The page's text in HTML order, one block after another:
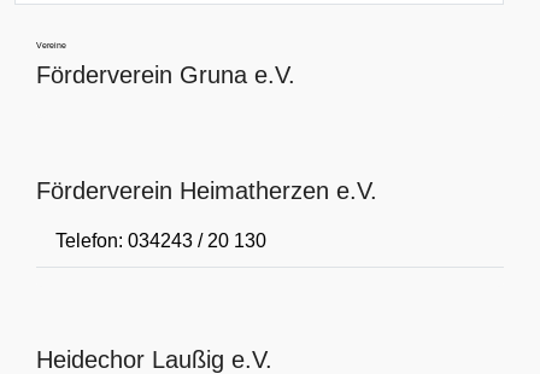
Vereine
Förderverein Gruna e.V.
Förderverein Heimatherzen e.V.
Telefon: 034243 / 20 130
Heidechor Laußig e.V.